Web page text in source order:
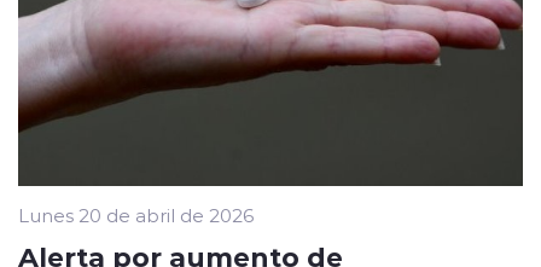
Lunes 20 de abril de 2026
Alerta por aumento de